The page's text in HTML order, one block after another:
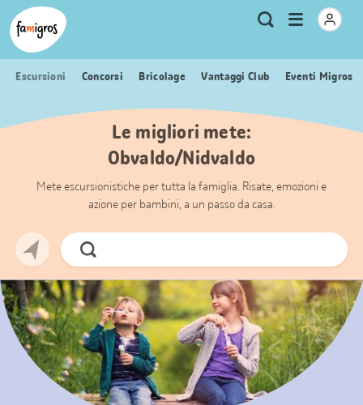
Navigazione
segnalibri
Header
Logo Metanavigazione
Ricerca
Apri
menu
Escursioni Concorsi Bricolage Vantaggi Club Eventi Migros
Le migliori mete:
Obvaldo/Nidvaldo
Mete escursionistiche per tutta la famiglia. Risate, emozioni e
azione per bambini, a un passo da casa.
Cerca
ora